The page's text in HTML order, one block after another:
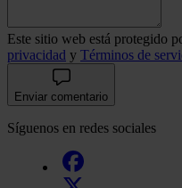
Este sitio web está protegido
privacidad y Términos de
Enviar comentario
Síguenos en redes sociales